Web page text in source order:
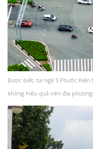
Được biết, tại ngã 5 Phước
không hiệu quả nên địa